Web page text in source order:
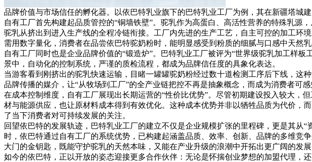
品牌价值与市场信任的孵化器。以依巴特乳业旗下的巴特乳业工厂为例，其在新疆塔城
自有工厂首先构建起品质管控的“铜墙铁壁”。驼乳作为高蛋白、高活性营养的特殊乳
驼乳从挤出到进入生产线的全程冷链衔接。工厂内先进的生产工艺，自主可控的加工
需用数字量化，消费者在品尝依巴特驼奶粉时，能明显感受到粉质的细腻与口感中天然
自有工厂同时也是企业品牌价值的“锻造炉”。巴特乳业工厂被评为“世界级驼乳加工样
景中，自动化的控制系统，严谨的质检流程，都成为品牌信任度的具象化表达。
当游客看到刚挤出的驼乳快速运输，目睹一罐罐驼奶粉经过数十道检测工序后下线，这
品牌传播的媒介，让“从牧场到工厂”的全产业链把控不再是抽象概念，而成为消费者可感
在成本控制维度，自有工厂展现出长期运营的“性价比优势”。尽管初期建设投入较大，
材与能源供应，也让原材料成本得到有效优化。这种成本优势并非以牺牲品质为代价
了当下消费者对可持续发展的关注。
回望依巴特的发展轨迹，巴特乳业工厂的建立不仅是企业规模扩张的里程碑，更是其从
时，依巴特通过自有工厂的系统优势，已构建起涵盖品质、效率、创新、品牌的多维
大门的金钥匙，既能守护驼乳的天然本味，又能在产业升级的浪潮中开拓出更广阔的发展
如今的依巴特，正以开放的姿态迎接更多合作伙伴：无论是怀揣创业梦想的加盟代理